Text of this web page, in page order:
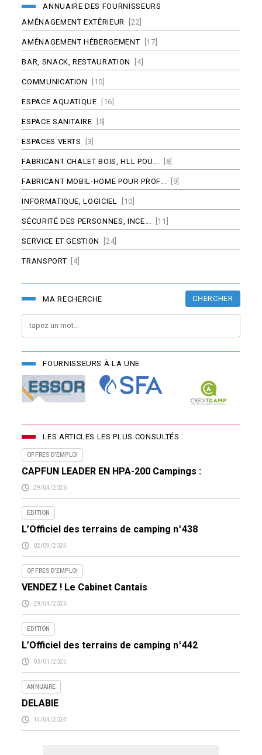
ANNUAIRE DES FOURNISSEURS
AMÉNAGEMENT EXTÉRIEUR [22]
AMÉNAGEMENT HÉBERGEMENT [17]
BAR, SNACK, RESTAURATION [4]
COMMUNICATION [10]
ESPACE AQUATIQUE [16]
ESPACE SANITAIRE [5]
ESPACES VERTS [3]
FABRICANT CHALET BOIS, HLL POU... [8]
FABRICANT MOBIL-HOME POUR PROF... [9]
INFORMATIQUE, LOGICIEL [10]
SÉCURITÉ DES PERSONNES, INCE... [11]
SERVICE ET GESTION [24]
TRANSPORT [4]
MA RECHERCHE CHERCHER
FOURNISSEURS À LA UNE
LES ARTICLES LES PLUS CONSULTÉS
OFFRES D'EMPLOI
CAPFUN LEADER EN HPA-200 Campings :
29/04/2026
EDITION
L’Officiel des terrains de camping n°438
02/09/2024
OFFRES D'EMPLOI
VENDEZ ! Le Cabinet Cantais
29/04/2026
EDITION
L’Officiel des terrains de camping n°442
03/01/2025
ANNUAIRE
DELABIE
14/04/2024